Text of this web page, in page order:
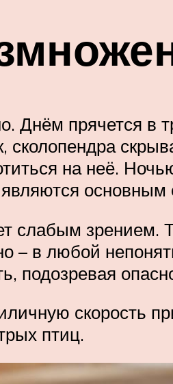
Днём прячется
на неё.
основным
слабым зрением.
– в любой
подозревая
скорость
птиц.